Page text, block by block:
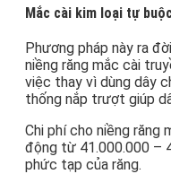
Mắc cài kim loại tự
Phương pháp này ra
niềng răng mắc cài
việc thay vì dùng dây
thống nắp trượt giúp
Chi phí cho niềng răng
động từ 41.000.000 –
phức tạp của răng.